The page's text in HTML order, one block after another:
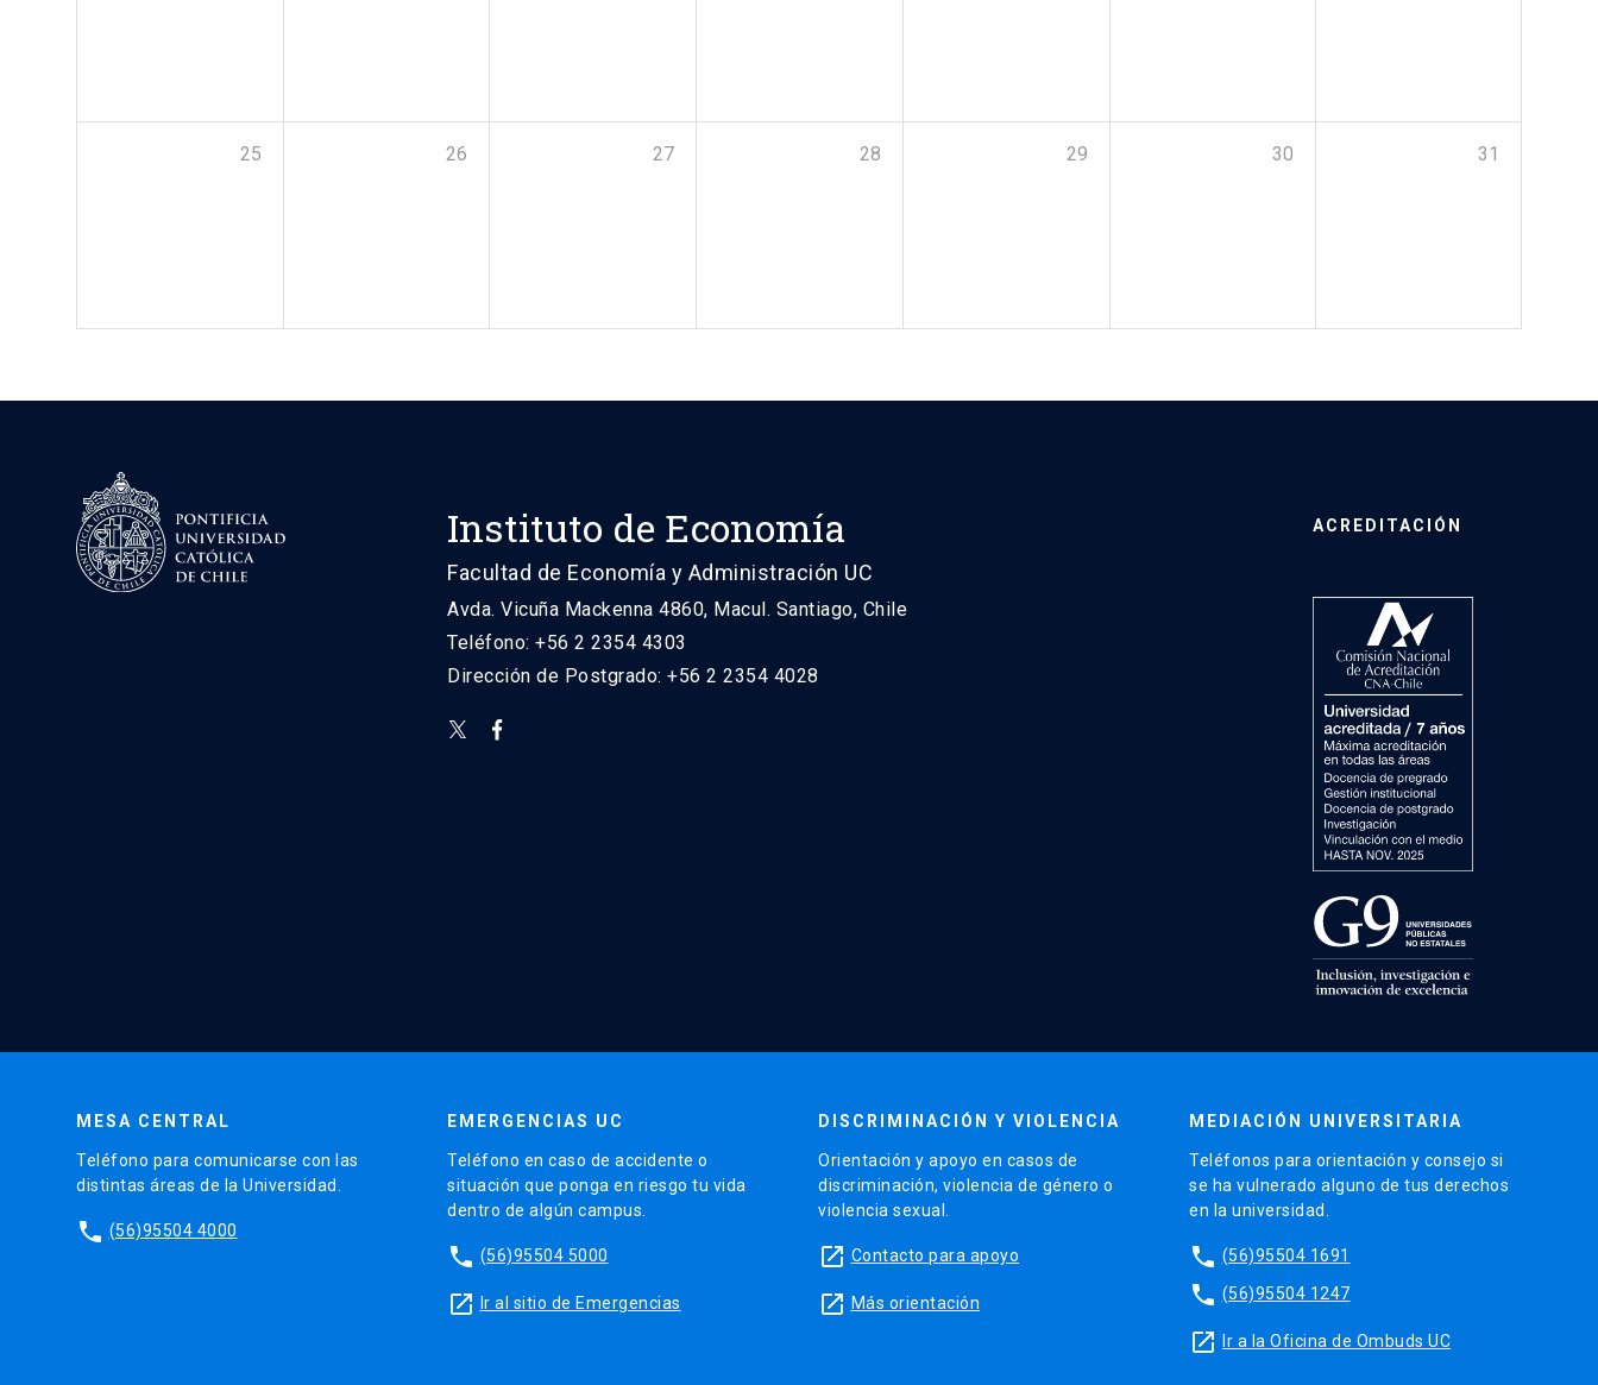
25 26 27 28 29 30 31
Instituto de Economía
Facultad de Economía y Administración UC
Avda. Vicuña Mackenna 4860, Macul. Santiago, Chile
Teléfono: +56 2 2354 4303
Dirección de Postgrado: +56 2 2354 4028
ACREDITACIÓN
MESA CENTRAL
Teléfono para comunicarse con las
distintas áreas de la Universidad.
phone (56)95504 4000
EMERGENCIAS UC
Teléfono en caso de accidente o
situación que ponga en riesgo tu vida
dentro de algún campus.
phone (56)95504 5000
launch Ir al sitio de Emergencias
DISCRIMINACIÓN Y VIOLENCIA
Orientación y apoyo en casos de
discriminación, violencia de género o
violencia sexual.
launch Contacto para apoyo
launch Más orientación
MEDIACIÓN UNIVERSITARIA
Teléfonos para orientación y consejo si
se ha vulnerado alguno de tus derechos
en la universidad.
phone (56)95504 1691
phone (56)95504 1247
launch Ir a la Oficina de Ombuds UC